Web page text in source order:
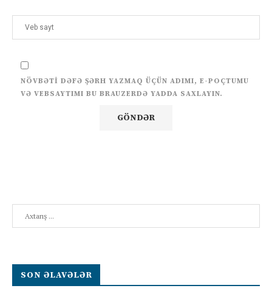
NÖVBƏTI DƏFƏ ŞƏRH YAZMAQ ÜÇÜN ADIMI, E-POÇTUMU
VƏ VEBSAYTIMI BU BRAUZERDƏ YADDA SAXLAYIN.
SON ƏLAVƏLƏR